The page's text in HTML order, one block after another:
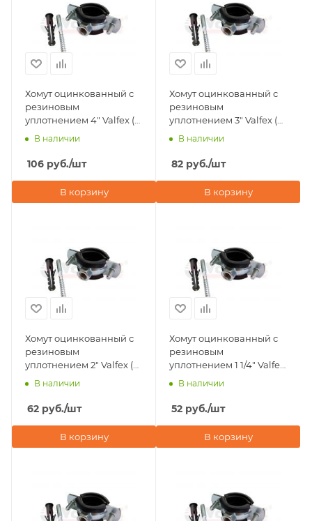
Хомут оцинкованный с
резиновым
уплотнением 4" Valfex (в
комплекте шпилька
В наличии
106 руб./шт
В корзину
Хомут оцинкованный с
резиновым
уплотнением 3" Valfex (в
комплекте шпилька
В наличии
82 руб./шт
В корзину
Хомут оцинкованный с
резиновым
уплотнением 2" Valfex (в
комплекте шпилька
В наличии
62 руб./шт
В корзину
Хомут оцинкованный с
резиновым
уплотнением 1 1/4" Valfex
(в комплекте шпилька
В наличии
52 руб./шт
В корзину